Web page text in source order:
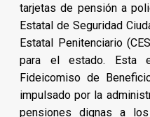
tarjetas de pensión a
Estatal de Seguridad
Estatal Penitenciario
para el estado. Esta
Fideicomiso de
impulsado por la
pensiones dignas a